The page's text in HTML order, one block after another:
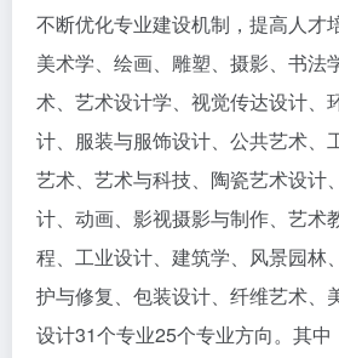
不断优化专业建设机制，提高人才
美术学、绘画、雕塑、摄影、书法
术、艺术设计学、视觉传达设计、
计、服装与服饰设计、公共艺术、
艺术、艺术与科技、陶瓷艺术设计
计、动画、影视摄影与制作、艺术
程、工业设计、建筑学、风景园林
护与修复、包装设计、纤维艺术、
设计31个专业25个专业方向。其中